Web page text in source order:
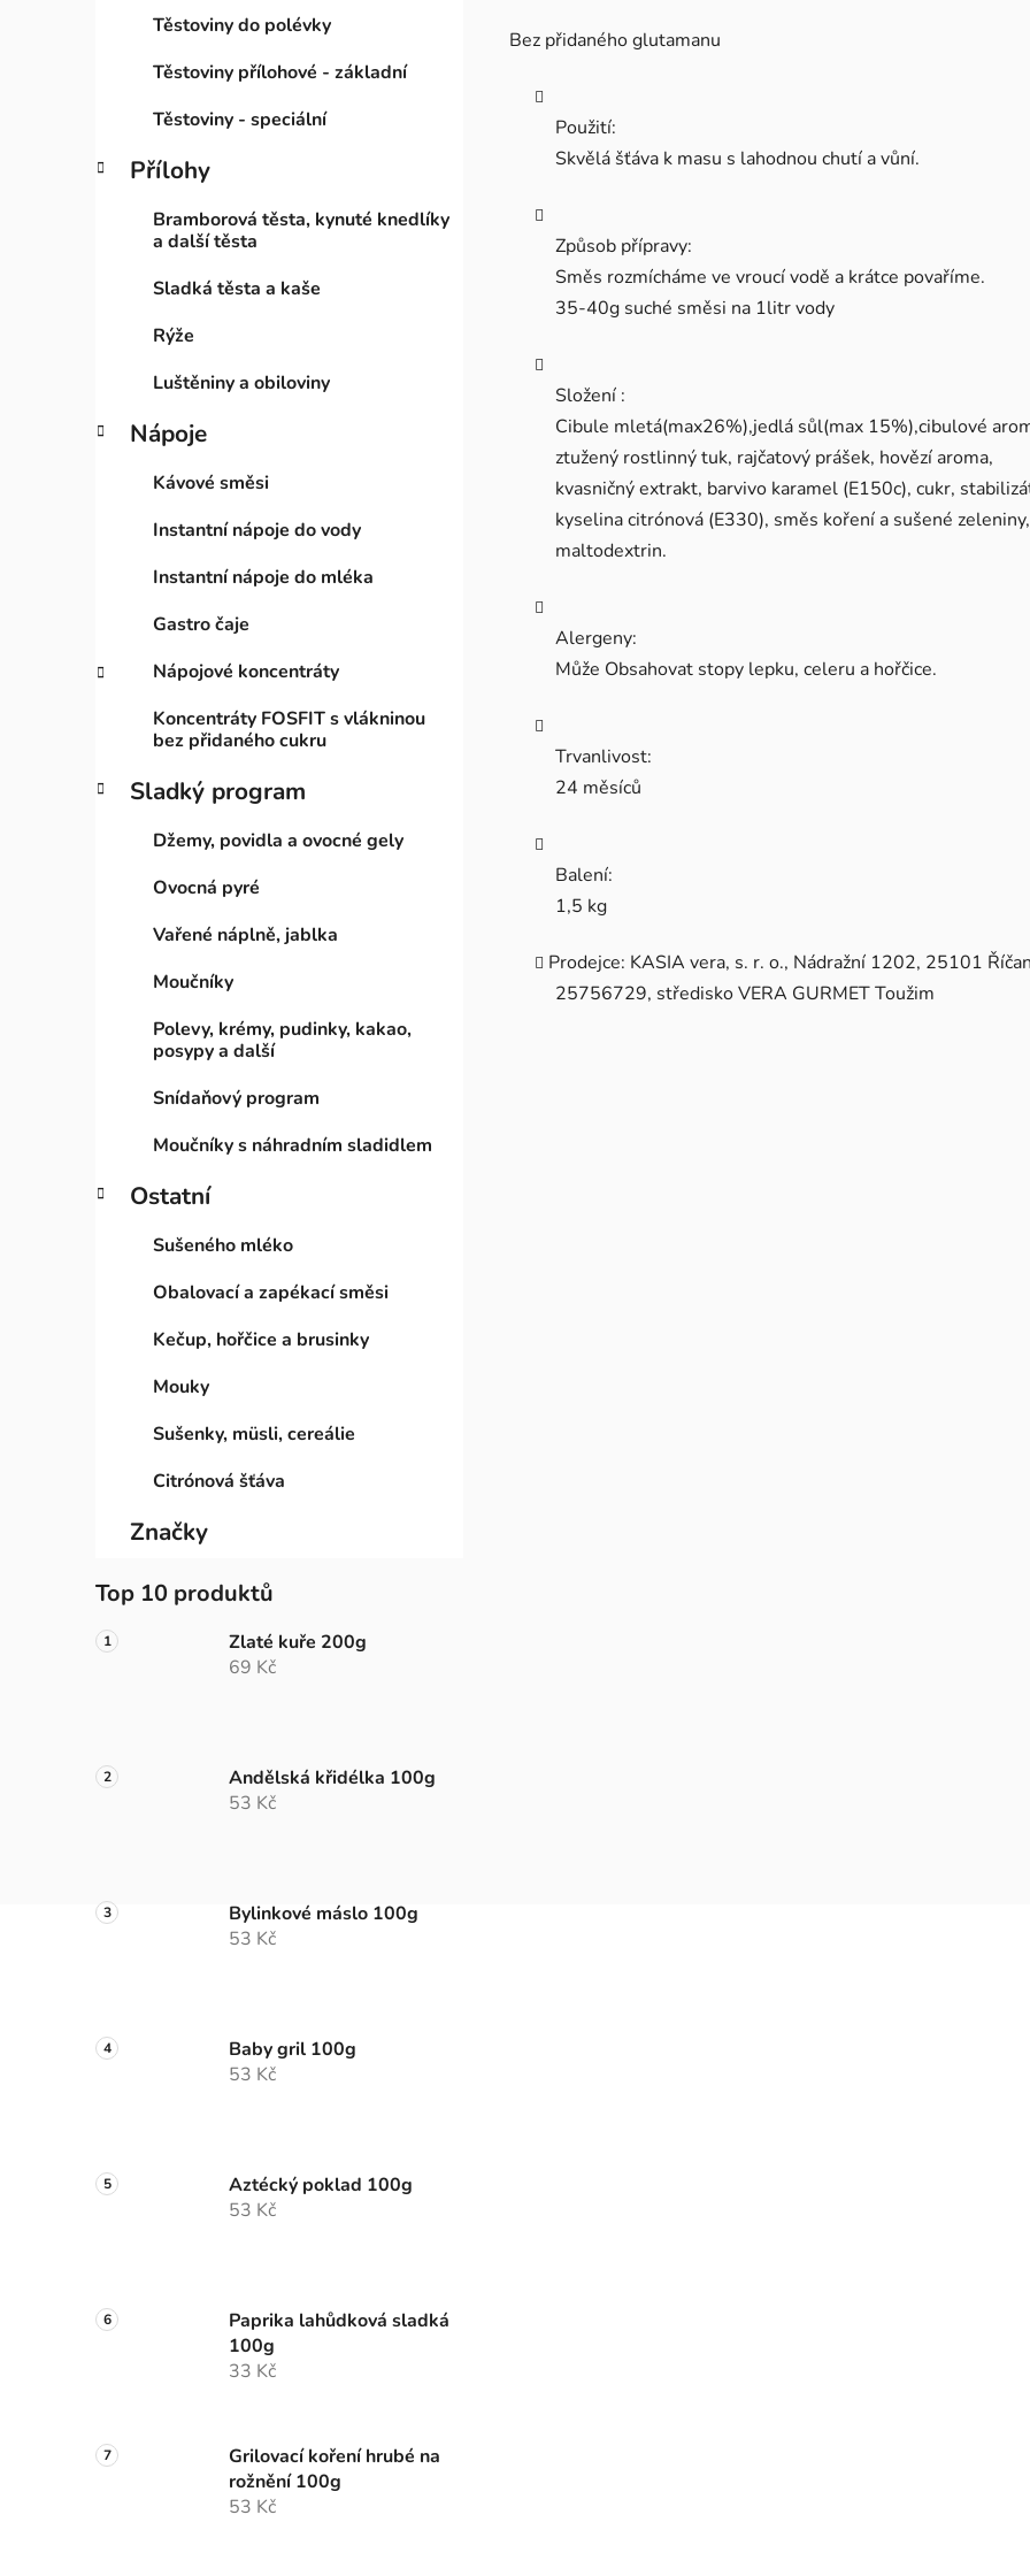
Těstoviny do polévky
Těstoviny přílohové - základní
Těstoviny - speciální
Přílohy
Bramborová těsta, kynuté knedlíky
a další těsta
Sladká těsta a kaše
Rýže
Luštěniny a obiloviny
Nápoje
Kávové směsi
Instantní nápoje do vody
Instantní nápoje do mléka
Gastro čaje
Nápojové koncentráty
Koncentráty FOSFIT s vlákninou
bez přidaného cukru
Sladký program
Džemy, povidla a ovocné gely
Ovocná pyré
Vařené náplně, jablka
Moučníky
Polevy, krémy, pudinky, kakao,
posypy a další
Snídaňový program
Moučníky s náhradním sladidlem
Ostatní
Sušeného mléko
Obalovací a zapékací směsi
Kečup, hořčice a brusinky
Mouky
Sušenky, müsli, cereálie
Citrónová šťáva
Značky
Top 10 produktů
Zlaté kuře 200g
69 Kč
Andělská křidélka 100g
53 Kč
Bylinkové máslo 100g
53 Kč
Baby gril 100g
53 Kč
Aztécký poklad 100g
53 Kč
Paprika lahůdková sladká
100g
33 Kč
Grilovací koření hrubé na
rožnění 100g
53 Kč
Bez přidaného glutamanu
Použití:
Skvělá šťáva k masu s lahodnou chutí a vůní.
Způsob přípravy:
Směs rozmícháme ve vroucí vodě a krátce povaříme.
35-40g suché směsi na 1litr vody
Složení :
Cibule mletá(max26%),jedlá sůl(max 15%),cibulové
ztužený rostlinný tuk, rajčatový prášek, hovězí aroma,
kvasničný extrakt, barvivo karamel (E150c), cukr,
kyselina citrónová (E330), směs koření a sušené zeleniny,
maltodextrin.
Alergeny:
Může Obsahovat stopy lepku, celeru a hořčice.
Trvanlivost:
24 měsíců
Balení:
1,5 kg
Prodejce: KASIA vera, s. r. o., Nádražní 1202, 25101
25756729, středisko VERA GURMET Toužim